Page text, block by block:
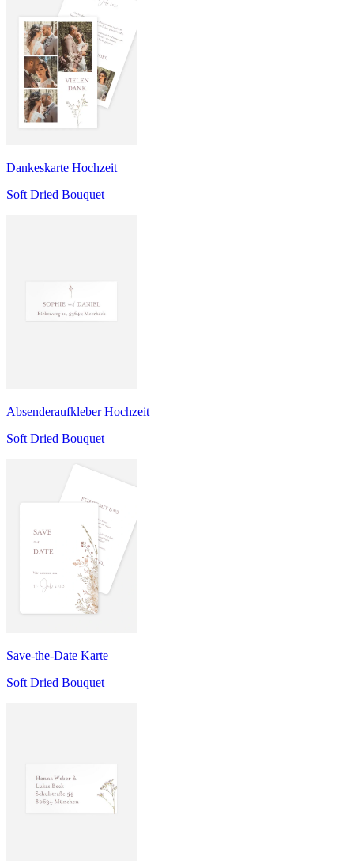
Dankeskarte Hochzeit
Soft Dried Bouquet
Absenderaufkleber Hochzeit
Soft Dried Bouquet
Save-the-Date Karte
Soft Dried Bouquet